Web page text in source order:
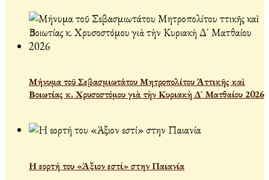
Μήνυμα τοῦ Σεβασμιωτάτου Μητροπολίτου Ἀττικῆς καὶ
Βοιωτίας κ. Χρυσοστόμου γιὰ τὴν Κυριακὴ Δ´ Ματθαίου 2026
Η εορτή του «Άξιον εστί» στην Παιανία